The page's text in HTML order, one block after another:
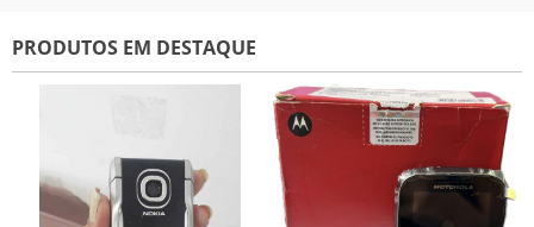
PRODUTOS EM DESTAQUE